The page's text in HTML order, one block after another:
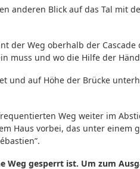
anderen Blick auf das Tal mit
der Weg oberhalb der Cascade
muss und wo die Hilfe der
und auf Höhe der Brücke
Weg weiter im
Haus vorbei, das unter einem
Weg gesperrt ist. Um zum